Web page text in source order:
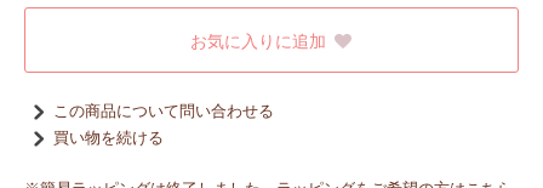
お気に入りに追加
この商品について問い合わせる
買い物を続ける